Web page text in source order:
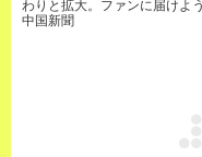
わりと拡大。ファンに届けよ
中国新聞